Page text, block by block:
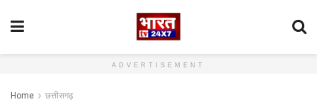
ADVERTISEMENT
Home छत्तीसगढ़